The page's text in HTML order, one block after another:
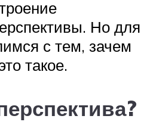
Но для
с тем, зачем
такое.